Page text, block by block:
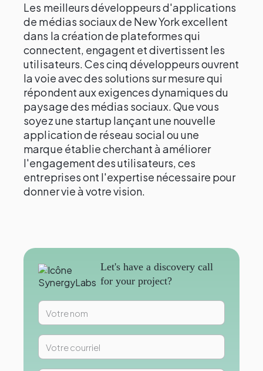
Les meilleurs développeurs d'applications
de médias sociaux de New York excellent
dans la création de plateformes qui
connectent, engagent et divertissent les
utilisateurs. Ces cinq développeurs ouvrent
la voie avec des solutions sur mesure qui
répondent aux exigences dynamiques du
paysage des médias sociaux. Que vous
soyez une startup lançant une nouvelle
application de réseau social ou une
marque établie cherchant à améliorer
l'engagement des utilisateurs, ces
entreprises ont l'expertise nécessaire pour
donner vie à votre vision.
Let's have a discovery call
for your project?